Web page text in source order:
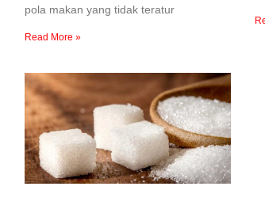
pola makan yang tidak teratur
Read More »